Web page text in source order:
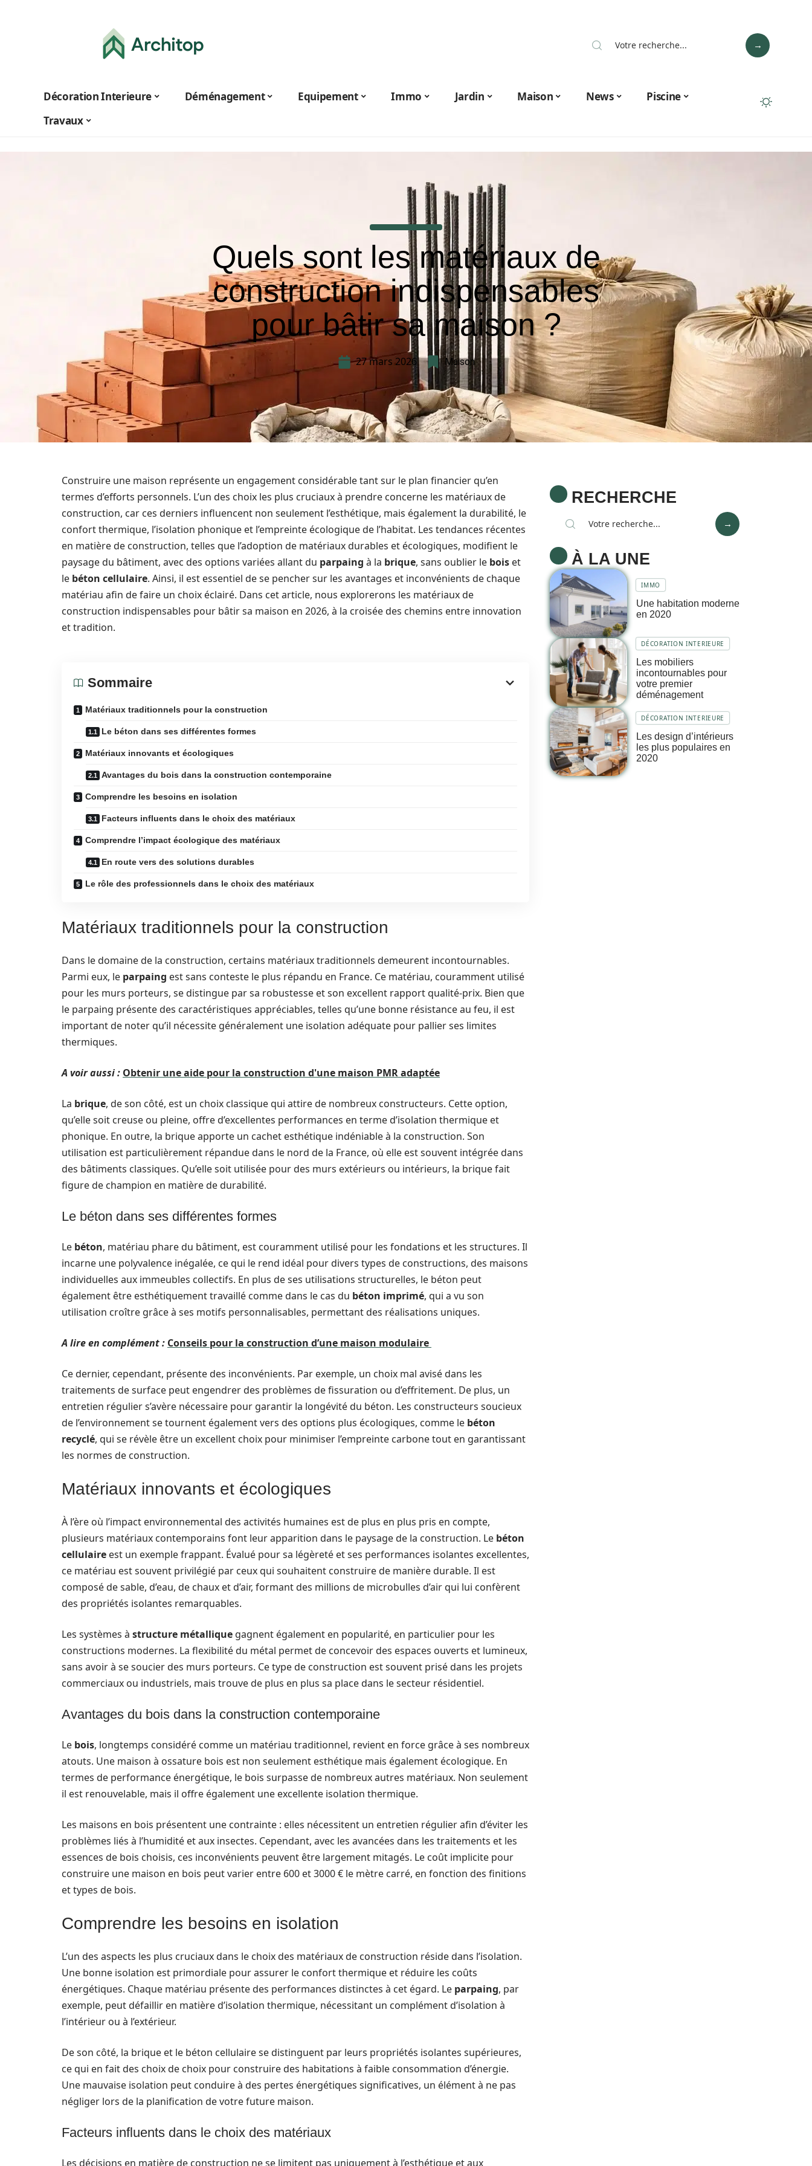
Décoration Interieure Déménagement Equipement Immo Jardin Maison News
Piscine
Travaux
Quels sont les matériaux de
construction indispensables
pour bâtir sa maison ?
27 mars 2026 Maison
Construire une maison représente un engagement considérable tant sur le plan financier qu’en
termes d’efforts personnels. L’un des choix les plus cruciaux à prendre concerne les matériaux de
construction, car ces derniers influencent non seulement l’esthétique, mais également la durabilité, le
confort thermique, l’isolation phonique et l’empreinte écologique de l’habitat. Les tendances récentes
en matière de construction, telles que l’adoption de matériaux durables et écologiques, modifient le
paysage du bâtiment, avec des options variées allant du parpaing à la brique, sans oublier le bois et
le béton cellulaire. Ainsi, il est essentiel de se pencher sur les avantages et inconvénients de chaque
matériau afin de faire un choix éclairé. Dans cet article, nous explorerons les matériaux de
construction indispensables pour bâtir sa maison en 2026, à la croisée des chemins entre innovation
et tradition.
Sommaire
Matériaux traditionnels pour la construction
Le béton dans ses différentes formes
Matériaux innovants et écologiques
Avantages du bois dans la construction contemporaine
Comprendre les besoins en isolation
Facteurs influents dans le choix des matériaux
Comprendre l’impact écologique des matériaux
En route vers des solutions durables
Le rôle des professionnels dans le choix des matériaux
Matériaux traditionnels pour la construction
Dans le domaine de la construction, certains matériaux traditionnels demeurent incontournables.
Parmi eux, le parpaing est sans conteste le plus répandu en France. Ce matériau, couramment utilisé
pour les murs porteurs, se distingue par sa robustesse et son excellent rapport qualité-prix. Bien que
le parpaing présente des caractéristiques appréciables, telles qu’une bonne résistance au feu, il est
important de noter qu’il nécessite généralement une isolation adéquate pour pallier ses limites
thermiques.
A voir aussi : Obtenir une aide pour la construction d'une maison PMR adaptée
La brique, de son côté, est un choix classique qui attire de nombreux constructeurs. Cette option,
qu’elle soit creuse ou pleine, offre d’excellentes performances en terme d’isolation thermique et
phonique. En outre, la brique apporte un cachet esthétique indéniable à la construction. Son
utilisation est particulièrement répandue dans le nord de la France, où elle est souvent intégrée dans
des bâtiments classiques. Qu’elle soit utilisée pour des murs extérieurs ou intérieurs, la brique fait
figure de champion en matière de durabilité.
Le béton dans ses différentes formes
Le béton, matériau phare du bâtiment, est couramment utilisé pour les fondations et les structures. Il
incarne une polyvalence inégalée, ce qui le rend idéal pour divers types de constructions, des maisons
individuelles aux immeubles collectifs. En plus de ses utilisations structurelles, le béton peut
également être esthétiquement travaillé comme dans le cas du béton imprimé, qui a vu son
utilisation croître grâce à ses motifs personnalisables, permettant des réalisations uniques.
A lire en complément : Conseils pour la construction d’une maison modulaire
Ce dernier, cependant, présente des inconvénients. Par exemple, un choix mal avisé dans les
traitements de surface peut engendrer des problèmes de fissuration ou d’effritement. De plus, un
entretien régulier s’avère nécessaire pour garantir la longévité du béton. Les constructeurs soucieux
de l’environnement se tournent également vers des options plus écologiques, comme le béton
recyclé, qui se révèle être un excellent choix pour minimiser l’empreinte carbone tout en garantissant
les normes de construction.
Matériaux innovants et écologiques
À l’ère où l’impact environnemental des activités humaines est de plus en plus pris en compte,
plusieurs matériaux contemporains font leur apparition dans le paysage de la construction. Le béton
cellulaire est un exemple frappant. Évalué pour sa légèreté et ses performances isolantes excellentes,
ce matériau est souvent privilégié par ceux qui souhaitent construire de manière durable. Il est
composé de sable, d’eau, de chaux et d’air, formant des millions de microbulles d’air qui lui confèrent
des propriétés isolantes remarquables.
Les systèmes à structure métallique gagnent également en popularité, en particulier pour les
constructions modernes. La flexibilité du métal permet de concevoir des espaces ouverts et lumineux,
sans avoir à se soucier des murs porteurs. Ce type de construction est souvent prisé dans les projets
commerciaux ou industriels, mais trouve de plus en plus sa place dans le secteur résidentiel.
Avantages du bois dans la construction contemporaine
Le bois, longtemps considéré comme un matériau traditionnel, revient en force grâce à ses nombreux
atouts. Une maison à ossature bois est non seulement esthétique mais également écologique. En
termes de performance énergétique, le bois surpasse de nombreux autres matériaux. Non seulement
il est renouvelable, mais il offre également une excellente isolation thermique.
Les maisons en bois présentent une contrainte : elles nécessitent un entretien régulier afin d’éviter les
problèmes liés à l’humidité et aux insectes. Cependant, avec les avancées dans les traitements et les
essences de bois choisis, ces inconvénients peuvent être largement mitagés. Le coût implicite pour
construire une maison en bois peut varier entre 600 et 3000 € le mètre carré, en fonction des finitions
et types de bois.
Comprendre les besoins en isolation
L’un des aspects les plus cruciaux dans le choix des matériaux de construction réside dans l’isolation.
Une bonne isolation est primordiale pour assurer le confort thermique et réduire les coûts
énergétiques. Chaque matériau présente des performances distinctes à cet égard. Le parpaing, par
exemple, peut défaillir en matière d’isolation thermique, nécessitant un complément d’isolation à
l’intérieur ou à l’extérieur.
De son côté, la brique et le béton cellulaire se distinguent par leurs propriétés isolantes supérieures,
ce qui en fait des choix de choix pour construire des habitations à faible consommation d’énergie.
Une mauvaise isolation peut conduire à des pertes énergétiques significatives, un élément à ne pas
négliger lors de la planification de votre future maison.
Facteurs influents dans le choix des matériaux
Les décisions en matière de construction ne se limitent pas uniquement à l’esthétique et aux
RECHERCHE
À LA UNE
IMMO
Une habitation moderne
en 2020
DÉCORATION INTERIEURE
Les mobiliers
incontournables pour
votre premier
déménagement
DÉCORATION INTERIEURE
Les design d’intérieurs
les plus populaires en
2020